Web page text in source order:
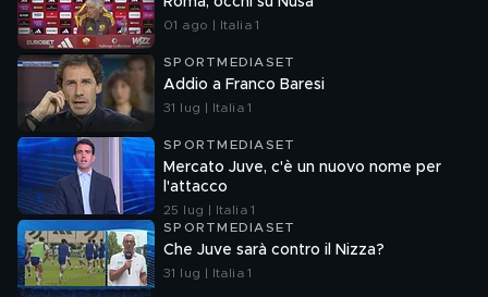
01 ago | Italia 1
SPORTMEDIASET
Addio a Franco Baresi
31 lug | Italia 1
SPORTMEDIASET
Mercato Juve, c'è un nuovo nome per
l'attacco
25 lug | Italia 1
SPORTMEDIASET
Che Juve sarà contro il Nizza?
31 lug | Italia 1